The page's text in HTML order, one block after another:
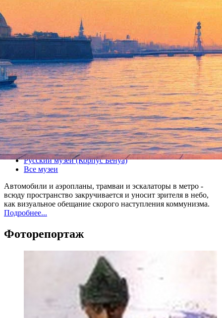
Выставка Александра Лабаса
12 апреля 2012, четверг-15 июля 2012, воскресенье
Версия для печати
Все выставки
Русский музей (Корпус Бенуа)
Все музеи
Автомобили и аэропланы, трамваи и эскалаторы в метро -
всюду пространство закручивается и уносит зрителя в небо,
как визуальное обещание скорого наступления коммунизма.
Подробнее...
Фоторепортаж